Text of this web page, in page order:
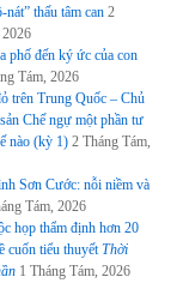
thấu tâm can 2
phố đến ký ức của con
Tám, 2026
trên Trung Quốc – Chủ
Chế ngự một phần tư
nào (kỳ 1) 2 Tháng Tám,
Sơn Cước: nỗi niềm và
Tám, 2026
họp thẩm định hơn 20
cuốn tiểu thuyếtThời
1 Tháng Tám, 2026